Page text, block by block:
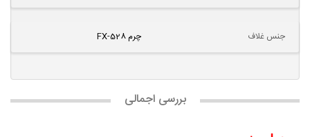
جنس غلاف چرم FX-528
بررسی اجمالی